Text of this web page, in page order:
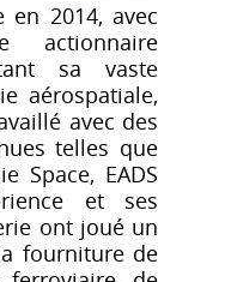
en 2014, avec
actionnaire
sa vaste
aérospatiale,
avec des
telles que
Space, EADS
et ses
ont joué un
fourniture de